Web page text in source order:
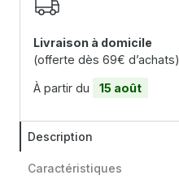
Livraison à domicile
(offerte dès 69€ d’achats)
À partir du 15 août
Description
Caractéristiques